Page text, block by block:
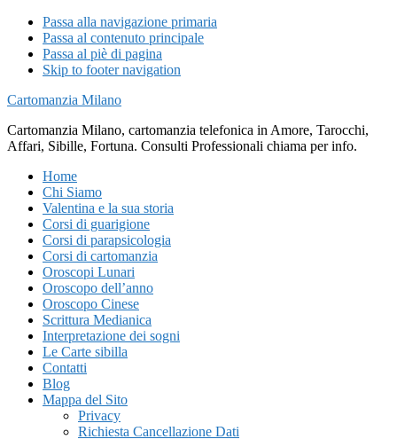
Passa alla navigazione primaria
Passa al contenuto principale
Passa al piè di pagina
Skip to footer navigation
Cartomanzia Milano
Cartomanzia Milano, cartomanzia telefonica in Amore, Tarocchi,
Affari, Sibille, Fortuna. Consulti Professionali chiama per info.
Home
Chi Siamo
Valentina e la sua storia
Corsi di guarigione
Corsi di parapsicologia
Corsi di cartomanzia
Oroscopi Lunari
Oroscopo dell’anno
Oroscopo Cinese
Scrittura Medianica
Interpretazione dei sogni
Le Carte sibilla
Contatti
Blog
Mappa del Sito
Privacy
Richiesta Cancellazione Dati